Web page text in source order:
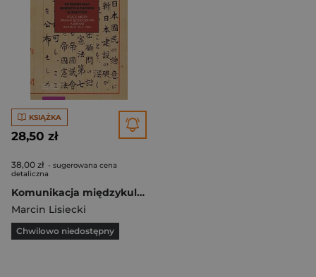
KSIĄŻKA
28,50 zł
38,00 zł - sugerowana cena
detaliczna
Komunikacja międzykulturowa w polityce Relacje między Stanami Zednoczonymi a Japonią w latach 1932-1952
Marcin Lisiecki
Chwilowo niedostępny